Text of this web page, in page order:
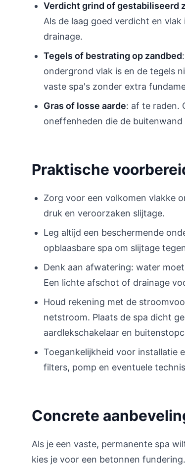
Verdicht grind of gestabiliseerd
Als de laag goed verdicht en
drainage.
Tegels of bestrating op zandbed
ondergrond vlak is en de tegels
vaste spa's zonder extra
Gras of losse aarde: af te raden.
oneffenheden die de
Praktische
Zorg voor een volkomen vlakke
druk en veroorzaken slijtage.
Leg altijd een beschermende
opblaasbare spa om slijtage
Denk aan afwatering: water
Een lichte afschot of drainage
Houd rekening met de
netstroom. Plaats de spa dicht
aardlekschakelaar en
Toegankelijkheid voor installatie
filters, pomp en eventuele
Concrete
Als je een vaste, permanente spa
kies je voor een betonnen